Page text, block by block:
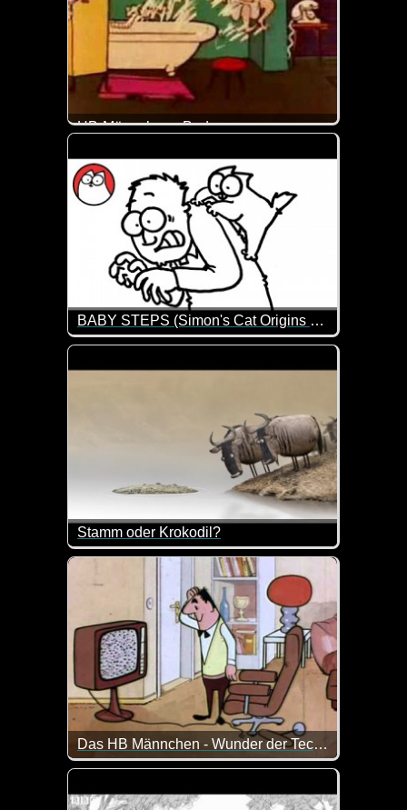
HB-Männchen - Badewanne
BABY STEPS (Simon's Cat Origins Story: Part 2)
Aller Anfang ist schwer. So auch, wenn man zum
Stamm oder Krokodil?
Tja, das ist hier die Frage. Wer recht hat, müsst
Das HB Männchen - Wunder der Technik
Das HB-Männchen und die Technik. Man kann